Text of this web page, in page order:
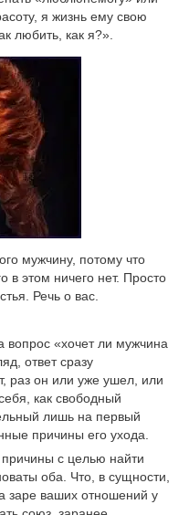
я жизнь ему свою
любить, как я?».
мужчину, потому что
этом ничего нет. Просто
Речь о вас.
вопрос «хочет ли мужчина
ответ сразу
раз он или уже ушел, или
как свободный
лишь на первый
причины его ухода.
с целью найти
оба. Что, в сущности,
заре ваших отношений у